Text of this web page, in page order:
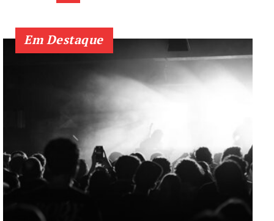
Quero ser Assinante
Em Destaque